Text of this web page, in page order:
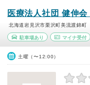
医療法人社団 健伸会
北海道岩見沢市栗沢町美流渡錦町
駐車場あり マイナ受付
土曜（〜12:00）